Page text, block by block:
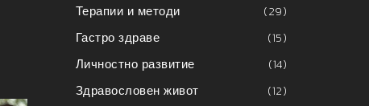
Терапии и методи
(29)
Гастро здраве
(15)
Личностно развитие
(14)
Здравословен живот
(12)